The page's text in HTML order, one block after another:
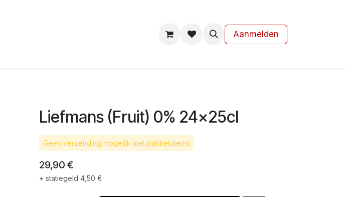
Aanmelden
Liefmans (Fruit) 0% 24x25cl
Geen verzending mogelijk met pakketdienst
29,90 €
+ statiegeld 4,50 €